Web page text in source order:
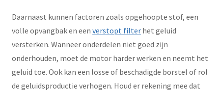
Daarnaast kunnen factoren zoals opgehoopte stof, een
volle opvangbak en een verstopt filter het geluid
versterken. Wanneer onderdelen niet goed zijn
onderhouden, moet de motor harder werken en neemt het
geluid toe. Ook kan een losse of beschadigde borstel of rol
de geluidsproductie verhogen. Houd er rekening mee dat